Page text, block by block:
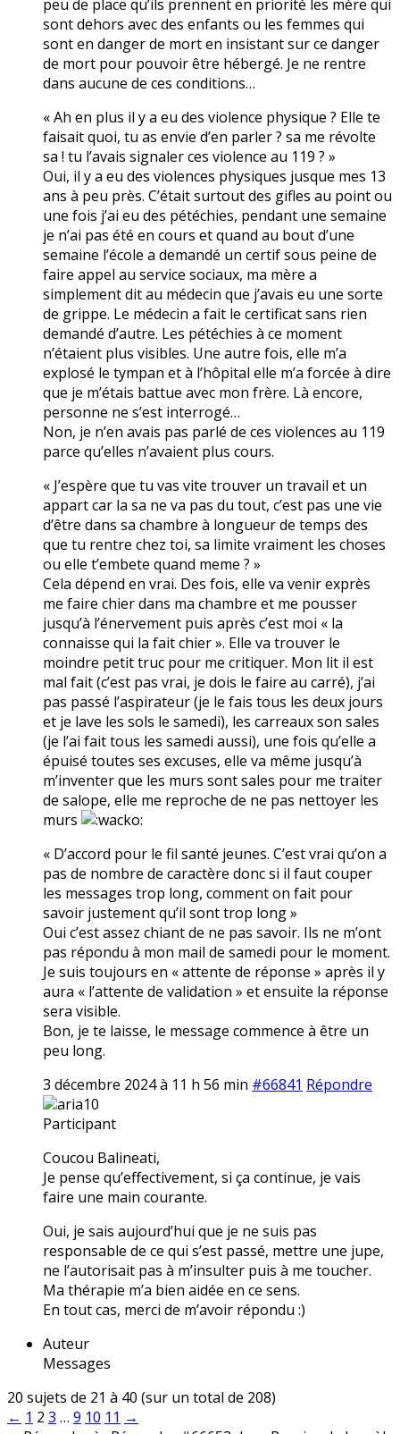
peu de place qu’ils prennent en priorité les mère qui
sont dehors avec des enfants ou les femmes qui
sont en danger de mort en insistant sur ce danger
de mort pour pouvoir être hébergé. Je ne rentre
dans aucune de ces conditions…
« Ah en plus il y a eu des violence physique ? Elle te
faisait quoi, tu as envie d’en parler ? sa me révolte
sa ! tu l’avais signaler ces violence au 119 ? »
Oui, il y a eu des violences physiques jusque mes 13
ans à peu près. C’était surtout des gifles au point ou
une fois j’ai eu des pétéchies, pendant une semaine
je n’ai pas été en cours et quand au bout d’une
semaine l’école a demandé un certif sous peine de
faire appel au service sociaux, ma mère a
simplement dit au médecin que j’avais eu une sorte
de grippe. Le médecin a fait le certificat sans rien
demandé d’autre. Les pétéchies à ce moment
n’étaient plus visibles. Une autre fois, elle m’a
explosé le tympan et à l’hôpital elle m’a forcée à dire
que je m’étais battue avec mon frère. Là encore,
personne ne s’est interrogé…
Non, je n’en avais pas parlé de ces violences au 119
parce qu’elles n’avaient plus cours.
« J’espère que tu vas vite trouver un travail et un
appart car la sa ne va pas du tout, c’est pas une vie
d’être dans sa chambre à longueur de temps des
que tu rentre chez toi, sa limite vraiment les choses
ou elle t’embete quand meme ? »
Cela dépend en vrai. Des fois, elle va venir exprès
me faire chier dans ma chambre et me pousser
jusqu’à l’énervement puis après c’est moi « la
connaisse qui la fait chier ». Elle va trouver le
moindre petit truc pour me critiquer. Mon lit il est
mal fait (c’est pas vrai, je dois le faire au carré), j’ai
pas passé l’aspirateur (je le fais tous les deux jours
et je lave les sols le samedi), les carreaux son sales
(je l’ai fait tous les samedi aussi), une fois qu’elle a
épuisé toutes ses excuses, elle va même jusqu’à
m’inventer que les murs sont sales pour me traiter
de salope, elle me reproche de ne pas nettoyer les
murs
« D’accord pour le fil santé jeunes. C’est vrai qu’on a
pas de nombre de caractère donc si il faut couper
les messages trop long, comment on fait pour
savoir justement qu’il sont trop long »
Oui c’est assez chiant de ne pas savoir. Ils ne m’ont
pas répondu à mon mail de samedi pour le moment.
Je suis toujours en « attente de réponse » après il y
aura « l’attente de validation » et ensuite la réponse
sera visible.
Bon, je te laisse, le message commence à être un
peu long.
3 décembre 2024 à 11 h 56 min #66841 Répondre
aria10
Participant
Coucou Balineati,
Je pense qu’effectivement, si ça continue, je vais
faire une main courante.
Oui, je sais aujourd’hui que je ne suis pas
responsable de ce qui s’est passé, mettre une jupe,
ne l’autorisait pas à m’insulter puis à me toucher.
Ma thérapie m’a bien aidée en ce sens.
En tout cas, merci de m’avoir répondu :)
Auteur
Messages
20 sujets de 21 à 40 (sur un total de 208)
← 1 2 3 … 9 10 11 →